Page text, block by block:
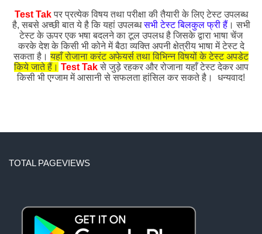
Test Takपर प्रत्येक विषय तथा परीक्षा की तैयारी के लिए टेस्ट उपलब्ध
है, सबसे अच्छी बात ये है कि यहां उपलब्धसभी टेस्ट बिलकुल फ्री हैं। सभी
टेस्ट के ऊपर एक भषा बदलने का टूल उपलध है जिसके द्वारा भाषा चेंज
करके देश के किसी भी कोने में बैठा व्यक्ति अपनी क्षेत्रीय भाषा में टेस्ट दे
सकता है।यहाँ रोजाना करंट अफेयर्स तथा विभिन्न विषयों के टेस्ट अपडेट
किये जाते हैं। Test Takसे जुड़े रहकर और रोजाना यहाँ टेस्ट देकर आप
किसी भी एग्जाम में आसानी से सफलता हांसिल कर सकते है। धन्यवाद!
TOTAL PAGEVIEWS